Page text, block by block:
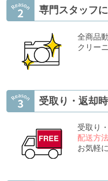
専門スタッフ
全商品
クリー
受取り・返却
受取り
配送方
お気軽